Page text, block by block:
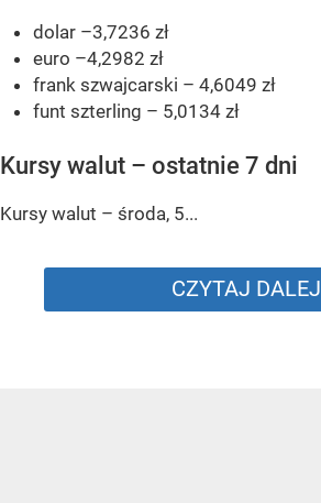
dolar –3,7236 zł
euro –4,2982 zł
frank szwajcarski – 4,6049 zł
funt szterling – 5,0134 zł
Kursy walut – ostatnie 7 dni
Kursy walut – środa, 5...
CZYTAJ DALEJ